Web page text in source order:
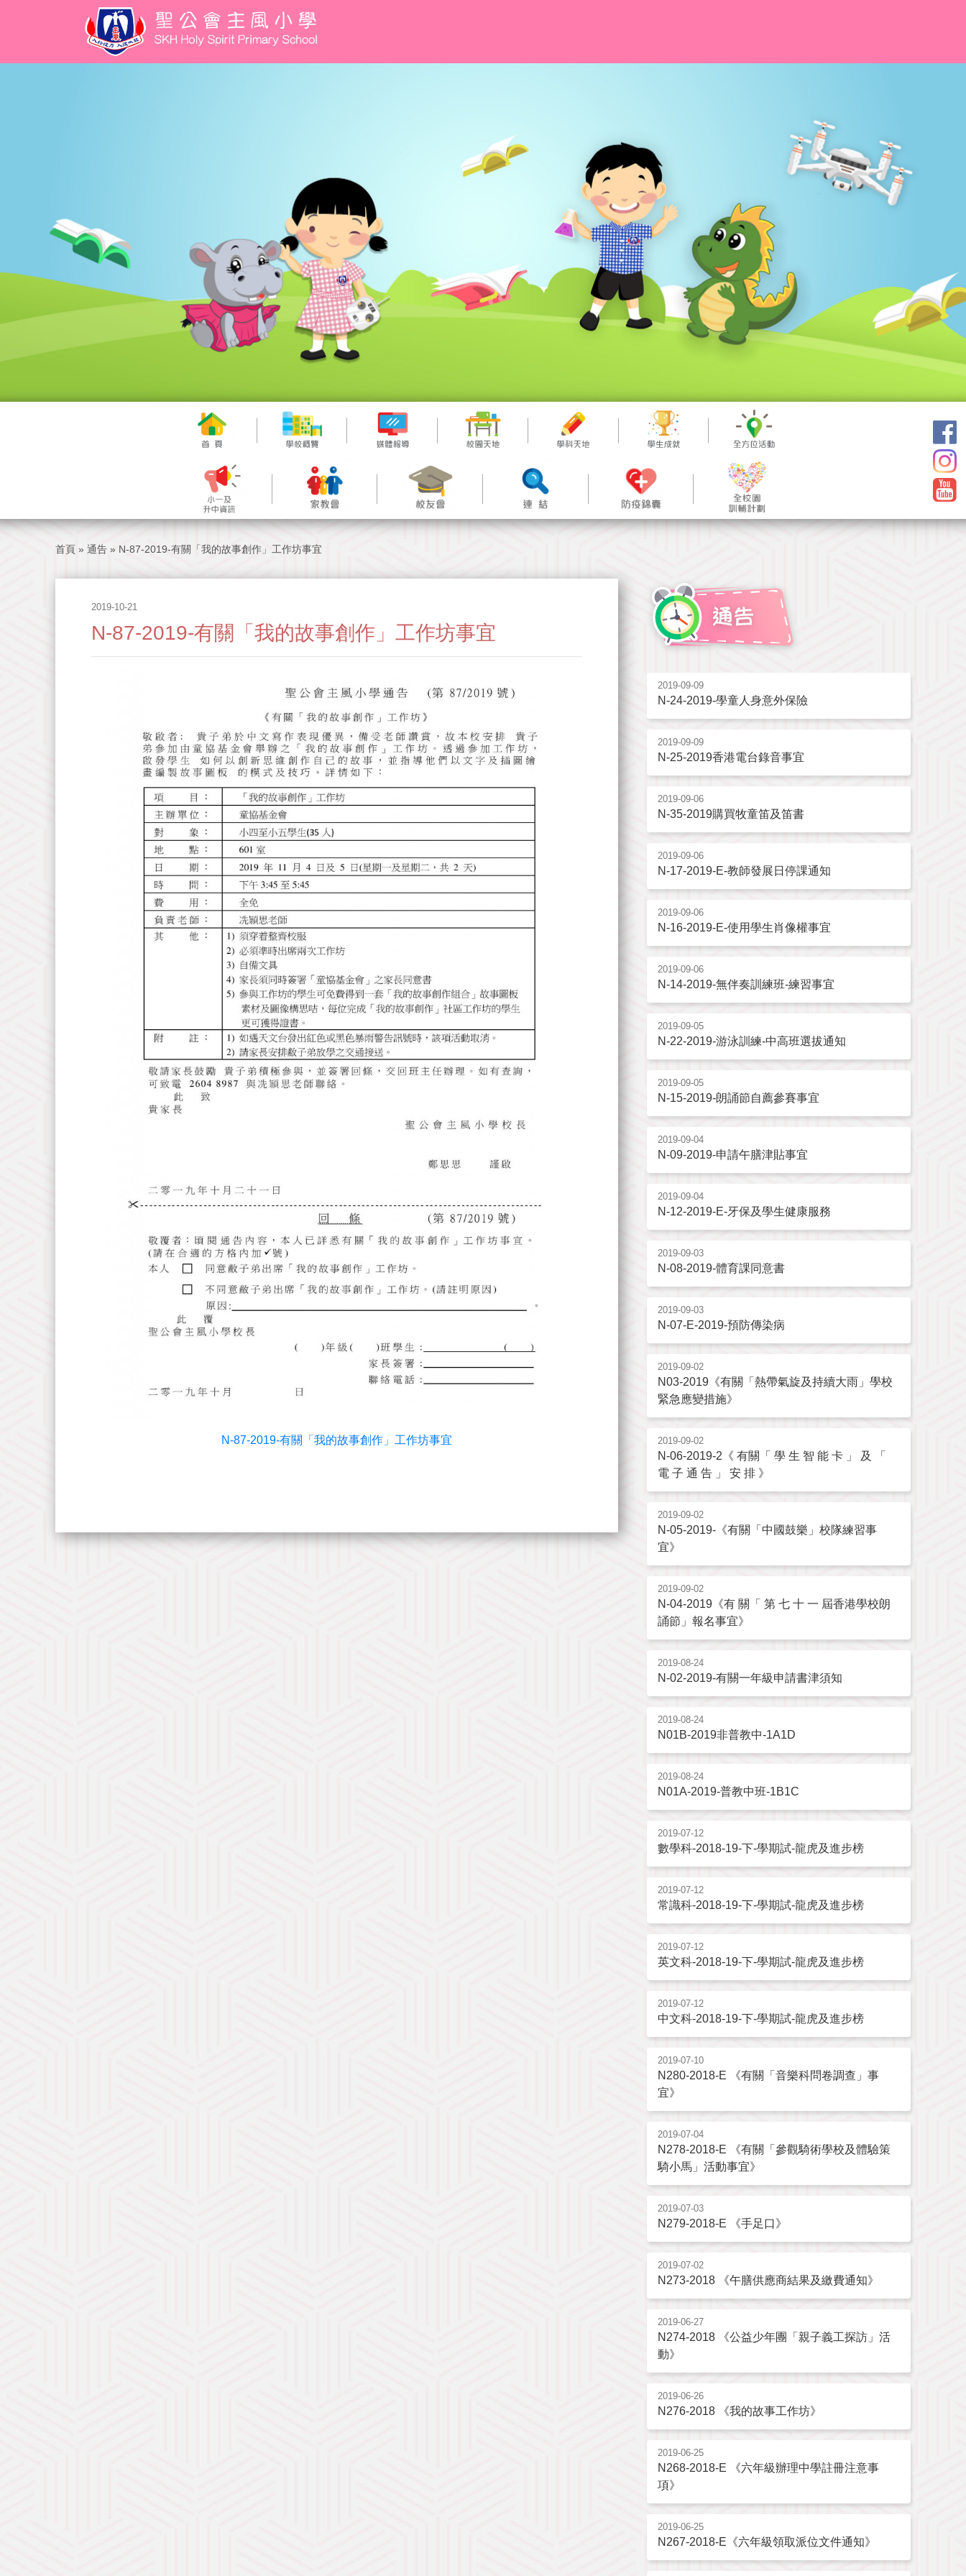
首頁 » 通告 » N-87-2019-有關「我的故事創作」工作坊事宜
2019-10-21
N-87-2019-有關「我的故事創作」工作坊事宜
N-87-2019-有關「我的故事創作」工作坊事宜
2019-09-09
N-24-2019-學童人身意外保險
2019-09-09
N-25-2019香港電台錄音事宜
2019-09-06
N-35-2019購買牧童笛及笛書
2019-09-06
N-17-2019-E-教師發展日停課通知
2019-09-06
N-16-2019-E-使用學生肖像權事宜
2019-09-06
N-14-2019-無伴奏訓練班-練習事宜
2019-09-05
N-22-2019-游泳訓練-中高班選拔通知
2019-09-05
N-15-2019-朗誦節自薦參賽事宜
2019-09-04
N-09-2019-申請午膳津貼事宜
2019-09-04
N-12-2019-E-牙保及學生健康服務
2019-09-03
N-08-2019-體育課同意書
2019-09-03
N-07-E-2019-預防傳染病
2019-09-02
N03-2019《有關「熱帶氣旋及持續大雨」學校
緊急應變措施》
2019-09-02
N-06-2019-2《 有關「 學 生 智 能 卡 」 及 「
電 子 通 告 」 安 排 》
2019-09-02
N-05-2019-《有關「中國鼓樂」校隊練習事
宜》
2019-09-02
N-04-2019《有 關「 第 七 十 一 屆香港學校朗
誦節」報名事宜》
2019-08-24
N-02-2019-有關一年級申請書津須知
2019-08-24
N01B-2019非普教中-1A1D
2019-08-24
N01A-2019-普教中班-1B1C
2019-07-12
數學科-2018-19-下-學期試-龍虎及進步榜
2019-07-12
常識科-2018-19-下-學期試-龍虎及進步榜
2019-07-12
英文科-2018-19-下-學期試-龍虎及進步榜
2019-07-12
中文科-2018-19-下-學期試-龍虎及進步榜
2019-07-10
N280-2018-E 《有關「音樂科問卷調查」事
宜》
2019-07-04
N278-2018-E 《有關「參觀騎術學校及體驗策
騎小馬」活動事宜》
2019-07-03
N279-2018-E 《手足口》
2019-07-02
N273-2018 《午膳供應商結果及繳費通知》
2019-06-27
N274-2018 《公益少年團「親子義工探訪」活
動》
2019-06-26
N276-2018 《我的故事工作坊》
2019-06-25
N268-2018-E 《六年級辦理中學註冊注意事
項》
2019-06-25
N267-2018-E《六年級領取派位文件通知》